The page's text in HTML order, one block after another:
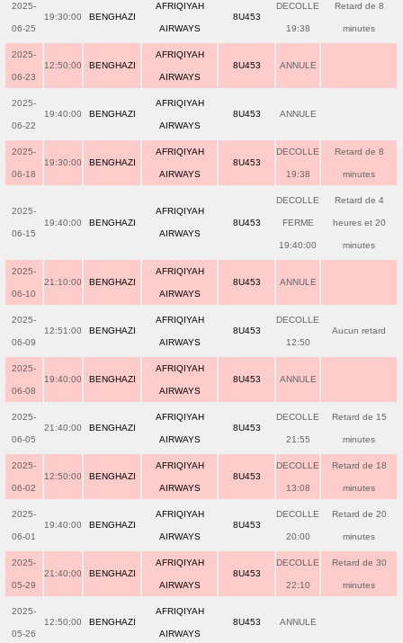
2025-
06-25
19:30:00 BENGHAZI
AFRIQIYAH
AIRWAYS
8U453
DECOLLE
19:38
Retard de 8
minutes
2025-
06-23
12:50:00 BENGHAZI
AFRIQIYAH
AIRWAYS
8U453 ANNULE
2025-
06-22
19:40:00 BENGHAZI
AFRIQIYAH
AIRWAYS
8U453 ANNULE
2025-
06-18
19:30:00 BENGHAZI
AFRIQIYAH
AIRWAYS
8U453
DECOLLE
19:38
Retard de 8
minutes
2025-
06-15
19:40:00 BENGHAZI
AFRIQIYAH
AIRWAYS
8U453
DECOLLE
FERME
19:40:00
Retard de 4
heures et 20
minutes
2025-
06-10
21:10:00 BENGHAZI
AFRIQIYAH
AIRWAYS
8U453 ANNULE
2025-
06-09
12:51:00 BENGHAZI
AFRIQIYAH
AIRWAYS
8U453
DECOLLE
12:50
Aucun retard
2025-
06-08
19:40:00 BENGHAZI
AFRIQIYAH
AIRWAYS
8U453 ANNULE
2025-
06-05
21:40:00 BENGHAZI
AFRIQIYAH
AIRWAYS
8U453
DECOLLE
21:55
Retard de 15
minutes
2025-
06-02
12:50:00 BENGHAZI
AFRIQIYAH
AIRWAYS
8U453
DECOLLE
13:08
Retard de 18
minutes
2025-
06-01
19:40:00 BENGHAZI
AFRIQIYAH
AIRWAYS
8U453
DECOLLE
20:00
Retard de 20
minutes
2025-
05-29
21:40:00 BENGHAZI
AFRIQIYAH
AIRWAYS
8U453
DECOLLE
22:10
Retard de 30
minutes
2025-
05-26
12:50:00 BENGHAZI
AFRIQIYAH
AIRWAYS
8U453 ANNULE